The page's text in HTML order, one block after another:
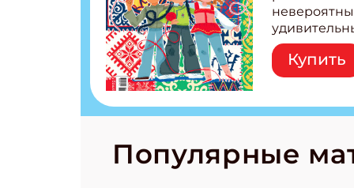
народов
Легенды
бурятов
странные
Купить
Популярные